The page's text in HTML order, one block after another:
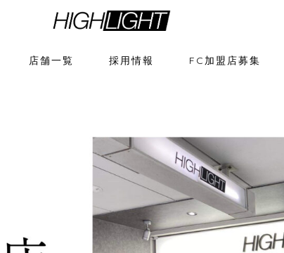
店舗一覧 採用情報 FC加盟店募集